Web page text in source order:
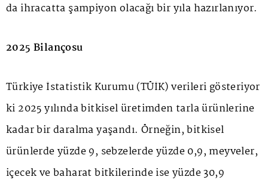
da ihracatta şampiyon olacağı bir yıla hazırlanıyor.
2025 Bilançosu
Türkiye İstatistik Kurumu (TÜİK) verileri gösteriyor
ki 2025 yılında bitkisel üretimden tarla ürünlerine
kadar bir daralma yaşandı. Örneğin, bitkisel
ürünlerde yüzde 9, sebzelerde yüzde 0,9, meyveler,
içecek ve baharat bitkilerinde ise yüzde 30,9